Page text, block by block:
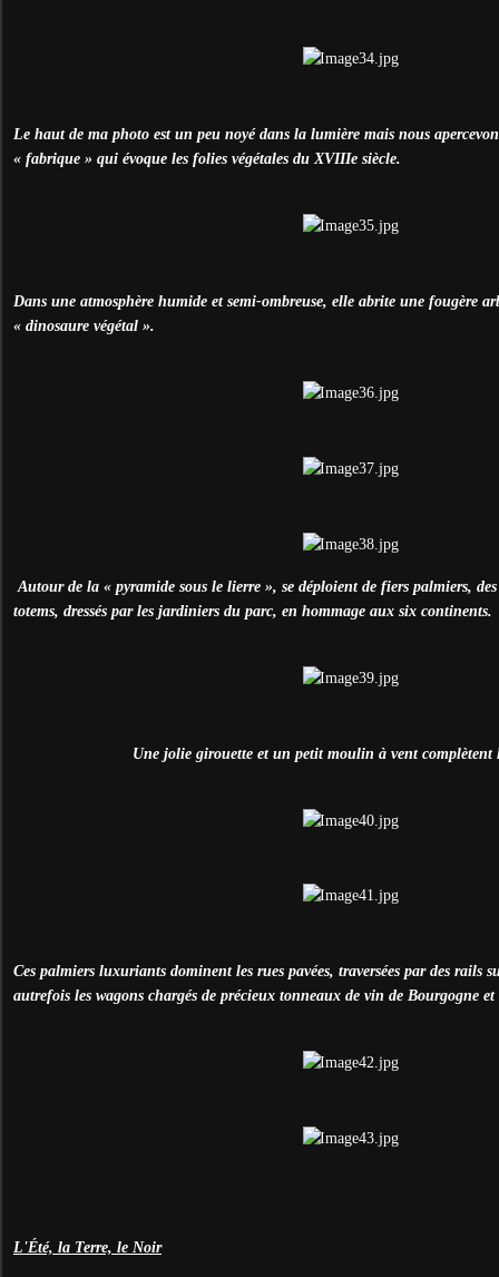
Le haut de ma photo est un peu noyé dans la lumière mais nous
« fabrique » qui évoque les folies végétales du XVIIIe siècle.
Dans une atmosphère humide et semi-ombreuse, elle abrite une fougère
« dinosaure végétal ».
Autour de la « pyramide sous le lierre », se déploient de fiers palmiers,
totems, dressés par les jardiniers du parc, en hommage aux six continents.
Une jolie girouette et un petit moulin à vent complètent
Ces palmiers luxuriants dominent les rues pavées, traversées par des rails
autrefois les wagons chargés de précieux tonneaux de vin de Bourgogne
L'Été, la Terre, le Noir